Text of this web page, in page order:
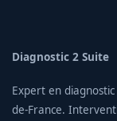
Diagnostic 2 Suite
Expert en
de-France.